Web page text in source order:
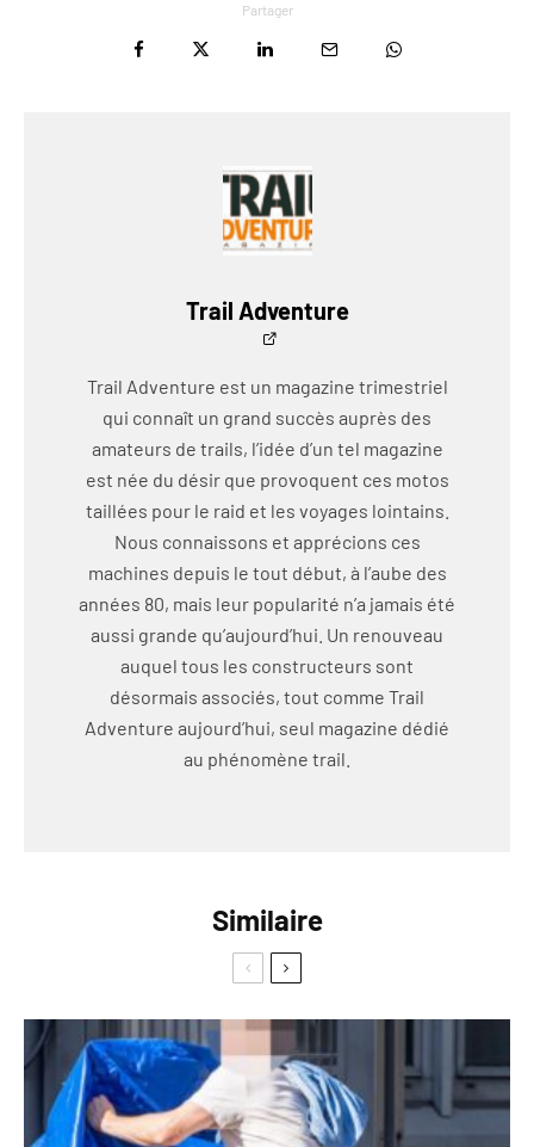
Partager
Trail Adventure
Trail Adventure est un magazine trimestriel
qui connaît un grand succès auprès des
amateurs de trails, l’idée d’un tel magazine
est née du désir que provoquent ces motos
taillées pour le raid et les voyages lointains.
Nous connaissons et apprécions ces
machines depuis le tout début, à l’aube des
années 80, mais leur popularité n’a jamais été
aussi grande qu’aujourd’hui. Un renouveau
auquel tous les constructeurs sont
désormais associés, tout comme Trail
Adventure aujourd’hui, seul magazine dédié
au phénomène trail.
Similaire